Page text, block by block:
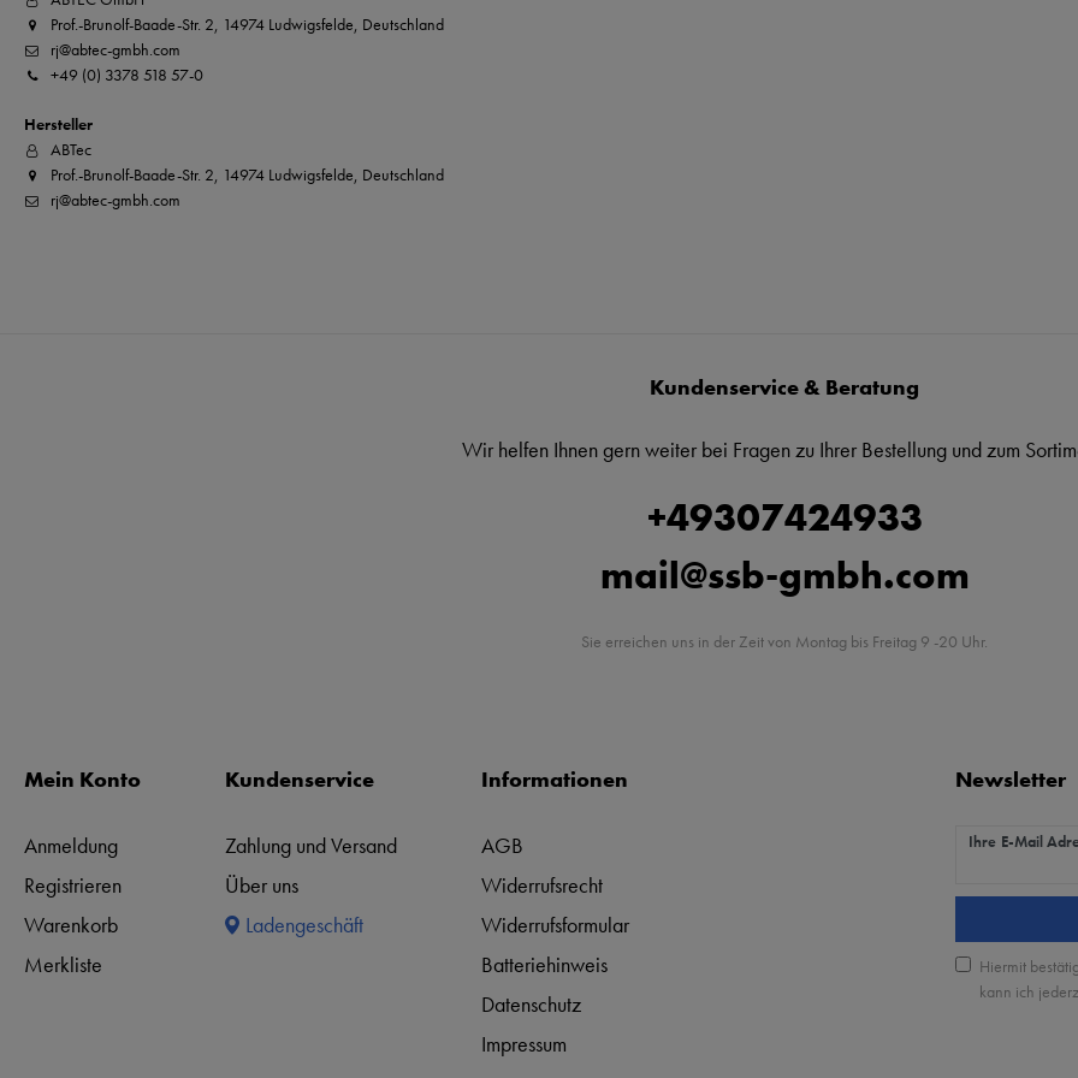
Prof.-Brunolf-Baade-Str. 2, 14974 Ludwigsfelde, Deutschland
rj@abtec-gmbh.com
+49 (0) 3378 518 57-0
Hersteller
ABTec
Prof.-Brunolf-Baade-Str. 2, 14974 Ludwigsfelde, Deutschland
rj@abtec-gmbh.com
Kundenservice & Beratung
Wir helfen Ihnen gern weiter bei Fragen zu Ihrer Bestellung und zum
+49307424933
mail@ssb-gmbh.com
Sie erreichen uns in der Zeit von Montag bis Freitag 9 -20 Uhr.
Mein Konto
Anmeldung
Registrieren
Warenkorb
Merkliste
Kundenservice
Zahlung und Versand
Über uns
Ladengeschäft
Informationen
AGB
Widerrufsrecht
Widerrufsformular
Batteriehinweis
Datenschutz
Impressum
Newsletter
Ihre E-Mail
Newsletter
Hiermit
kann ich